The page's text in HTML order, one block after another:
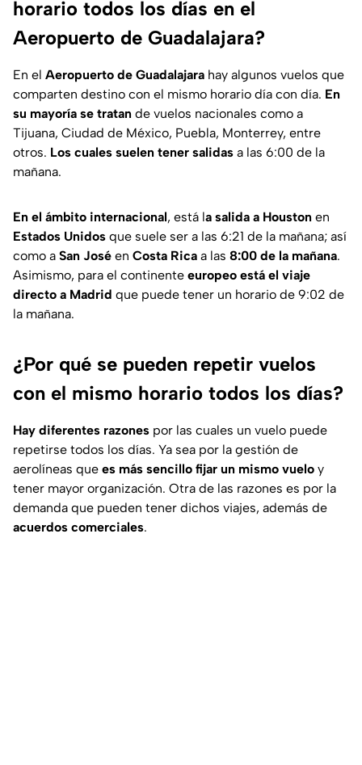
horario todos los días en el
Aeropuerto de Guadalajara?
En el Aeropuerto de Guadalajara hay algunos vuelos que
comparten destino con el mismo horario día con día. En
su mayoría se tratan de vuelos nacionales como a
Tijuana, Ciudad de México, Puebla, Monterrey, entre
otros. Los cuales suelen tener salidas a las 6:00 de la
mañana.
En el ámbito internacional, está la salida a Houston en
Estados Unidos que suele ser a las 6:21 de la mañana; así
como a San José en Costa Rica a las 8:00 de la mañana.
Asimismo, para el continente europeo está el viaje
directo a Madrid que puede tener un horario de 9:02 de
la mañana.
¿Por qué se pueden repetir vuelos
con el mismo horario todos los días?
Hay diferentes razones por las cuales un vuelo puede
repetirse todos los días. Ya sea por la gestión de
aerolíneas que es más sencillo fijar un mismo vuelo y
tener mayor organización. Otra de las razones es por la
demanda que pueden tener dichos viajes, además de
acuerdos comerciales.